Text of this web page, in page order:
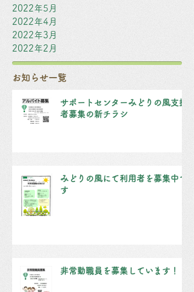
2022年5月
2022年4月
2022年3月
2022年2月
お知らせ一覧
サポートセンターみどりの風支援
者募集の新チラシ
みどりの風にて利用者を募集中で
す
非常勤職員を募集しています！